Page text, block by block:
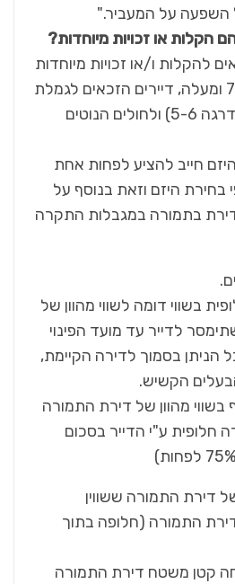
על המעביר."
הקלות או זכויות מיוחדות?
להקלות ו/או זכויות מיוחדות
כוללת: קשישים בני 70 ומעלה, דיירים הזכאים לגמלת
סיעוד מביטוח לאומי (דרגה 5-6) ולחולים הנוטים
חייב להציע לפחות אחת
בחירת היזם וזאת בנוסף על
בתמורה במגבלות התקרה
בשווי דומה לשווי מהוון של
לדייר עד מועד הפינוי
הניתן בסמוך לדירה הקיימת,
הקשיש.
מהוון של דירת התמורה
חלופית ע"י הדייר בסכום
דירת התמורה ששווין
התמורה (חלופה בתוך
קטן משטח דירת התמורה